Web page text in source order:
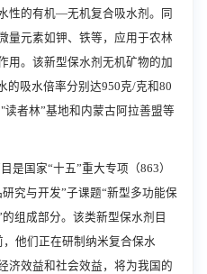
性的有机—无机复合吸水剂。同
量元素如钾、铁等，应用于农林
用。该新型保水剂无机矿物的加
的吸水倍率分别达950克/克和80
"读者林”基地和内蒙古阿拉善盟等
是国家“十五”重大专项（863）
究与开发”子课题“新型多功能保
组成部分。该类新型保水剂目
他们正在研制纳米复合保水
济效益和社会效益，将为我国的